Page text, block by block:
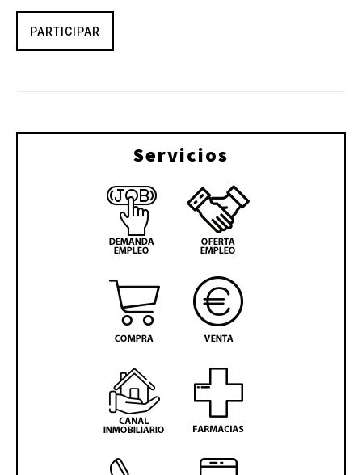
PARTICIPAR
Servicios